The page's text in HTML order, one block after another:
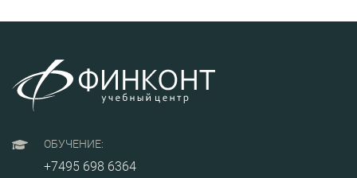
ОБУЧЕНИЕ:
+7495 698 6364